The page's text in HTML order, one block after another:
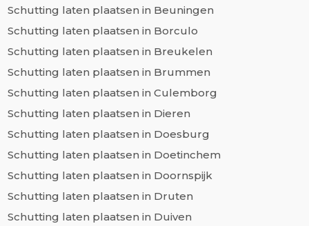
Schutting laten plaatsen in Beuningen
Schutting laten plaatsen in Borculo
Schutting laten plaatsen in Breukelen
Schutting laten plaatsen in Brummen
Schutting laten plaatsen in Culemborg
Schutting laten plaatsen in Dieren
Schutting laten plaatsen in Doesburg
Schutting laten plaatsen in Doetinchem
Schutting laten plaatsen in Doornspijk
Schutting laten plaatsen in Druten
Schutting laten plaatsen in Duiven